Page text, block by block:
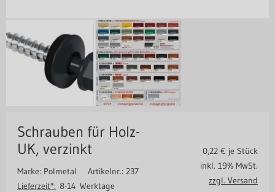
Schrauben für Holz-
UK, verzinkt
Marke: Polmetal Artikelnr.: 237
Lieferzeit*: 8-14 Werktage
0,22 € je Stück
inkl. 19% MwSt.
zzgl. Versand